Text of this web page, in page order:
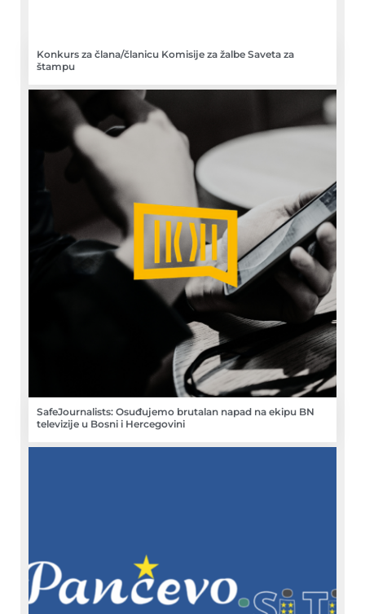
Konkurs za člana/članicu Komisije za žalbe Saveta za
štampu
SafeJournalists: Osuđujemo brutalan napad na ekipu BN
televizije u Bosni i Hercegovini